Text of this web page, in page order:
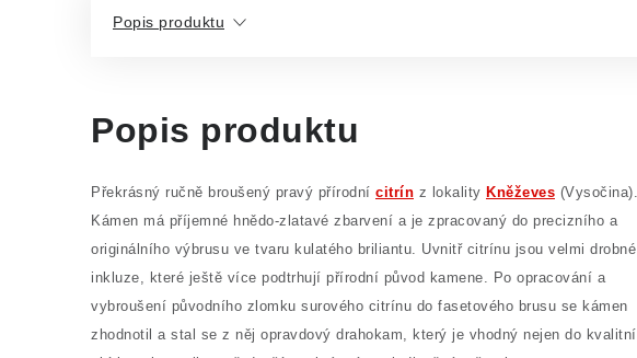
Popis produktu
Popis produktu
Překrásný ručně broušený pravý přírodní citrín z lokality Kněževes (Vysočina).
Kámen má příjemné hnědo-zlatavé zbarvení a je zpracovaný do precizního a
originálního výbrusu ve tvaru kulatého briliantu. Uvnitř citrínu jsou velmi drobné
inkluze, které ještě více podtrhují přírodní původ kamene.
Po opracování a
vybroušení původního zlomku surového citrínu do fasetového brusu se kámen
zhodnotil a stal se z něj opravdový drahokam, který je vhodný nejen do kvalitní